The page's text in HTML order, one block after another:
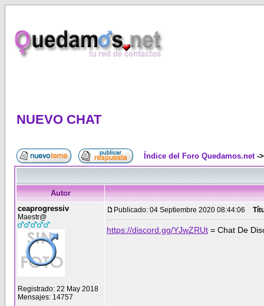
NUEVO CHAT
Índice del Foro Quedamos.net-
Autor
ceaprogressiv
Maestr@
Registrado: 22 May 2018
Mensajes: 14757
Publicado: 04 Septiembre 2020 08:44:06
https://discord.gg/YJwZRUt = Chat De